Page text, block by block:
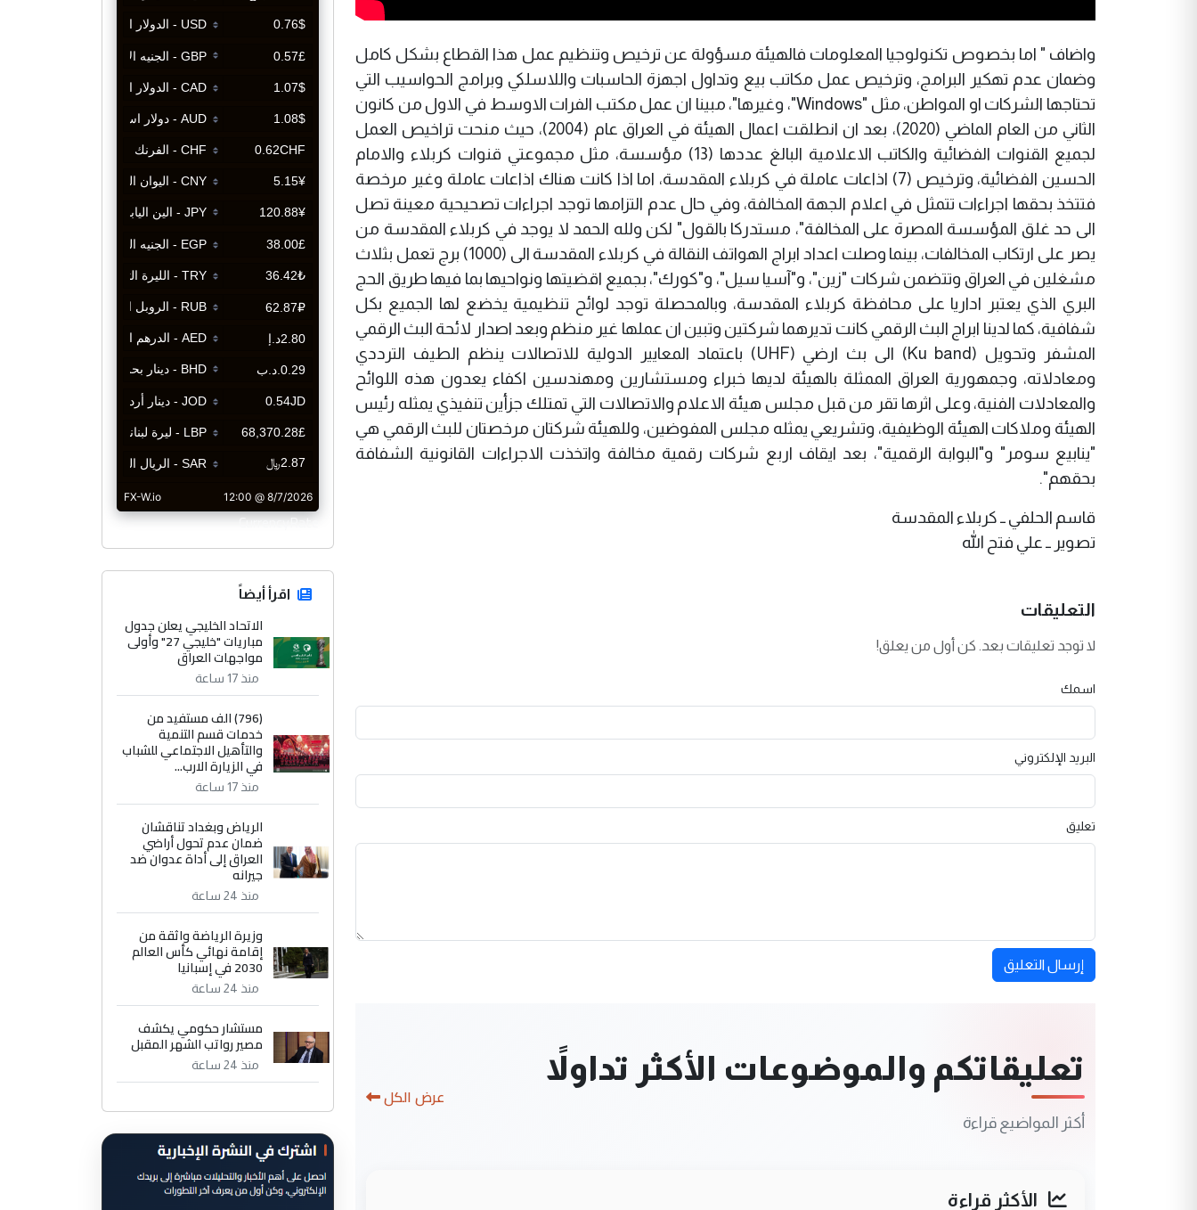
واضاف " اما بخصوص تكنولوجيا المعلومات فالهيئة مسؤولة عن ترخيص وتنظيم عمل هذا القطاع بشكل كامل
وضمان عدم تهكير البرامج، وترخيص عمل مكاتب بيع وتداول اجهزة الحاسبات واللاسلكي وبرامج الحواسيب التي
تحتاجها الشركات او المواطن، مثل "Windows"، وغيرها"، مبينا ان عمل مكتب الفرات الاوسط في الاول من كانون
الثاني من العام الماضي (2020)، بعد ان انطلقت اعمال الهيئة في العراق عام (2004)، حيث منحت تراخيص العمل
لجميع القنوات الفضائية والكاتب الاعلامية البالغ عددها (13) مؤسسة، مثل مجموعتي قنوات كربلاء والامام
الحسين الفضائية، وترخيص (7) اذاعات عاملة في كربلاء المقدسة، اما اذا كانت هناك اذاعات عاملة وغير مرخصة
فتتخذ بحقها اجراءات تتمثل في اعلام الجهة المخالفة، وفي حال عدم التزامها توجد اجراءات تصحيحية معينة تصل
الى حد غلق المؤسسة المصرة على المخالفة"، مستدركا بالقول" لكن ولله الحمد لا يوجد في كربلاء المقدسة من
يصر على ارتكاب المخالفات، بينما وصلت اعداد ابراج الهواتف النقالة في كربلاء المقدسة الى (1000) برج تعمل بثلاث
مشغلين في العراق وتتضمن شركات "زين"، و"آسيا سيل"، و"كورك"، بجميع اقضيتها ونواحيها بما فيها طريق الحج
البري الذي يعتبر اداريا على محافظة كربلاء المقدسة، وبالمحصلة توجد لوائح تنظيمية يخضع لها الجميع بكل
شفافية، كما لدينا ابراج البث الرقمي كانت تديرهما شركتين وتبين ان عملها غير منظم وبعد اصدار لائحة البث الرقمي
المشفر وتحويل (Ku band) الى بث ارضي (UHF) باعتماد المعايير الدولية للاتصالات ينظم الطيف الترددي
ومعادلاته، وجمهورية العراق الممثلة بالهيئة لديها خبراء ومستشارين ومهندسين اكفاء يعدون هذه اللوائح
والمعادلات الفنية، وعلى اثرها تقر من قبل مجلس هيئة الاعلام والاتصالات التي تمتلك جزأين تنفيذي يمثله رئيس
الهيئة وملاكات الهيئة الوظيفية، وتشريعي يمثله مجلس المفوضين، وللهيئة شركتان مرخصتان للبث الرقمي هي
"ينابيع سومر" و"البوابة الرقمية"، بعد ايقاف اربع شركات رقمية مخالفة واتخذت الاجراءات القانونية الشفافة
بحقهم".
قاسم الحلفي ــ كربلاء المقدسة
تصوير ــ علي فتح الله
التعليقات
لا توجد تعليقات بعد. كن أول من يعلق!
اسمك
البريد الإلكتروني
تعليق
إرسال التعليق
تعليقاتكم والموضوعات الأكثر تداولاً
أكثر المواضيع قراءة
عرض الكل
الأكثر قراءة
CurrencyRate
اقرأ أيضاً
الاتحاد الخليجي يعلن جدول
مباريات "خليجي 27" وأولى
مواجهات العراق
منذ 17 ساعة
(796) الف مستفيد من
خدمات قسم التنمية
والتأهيل الاجتماعي للشباب
في الزيارة الارب...
منذ 17 ساعة
الرياض وبغداد تناقشان
ضمان عدم تحول أراضي
العراق إلى أداة عدوان ضد
جيرانه
منذ 24 ساعة
وزيرة الرياضة واثقة من
إقامة نهائي كأس العالم
2030 في إسبانيا
منذ 24 ساعة
مستشار حكومي يكشف
مصير رواتب الشهر المقبل
منذ 24 ساعة